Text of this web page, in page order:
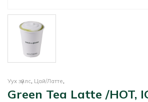
Уух зүйлс, Цай/Латте,
Green Tea Latte /HOT,